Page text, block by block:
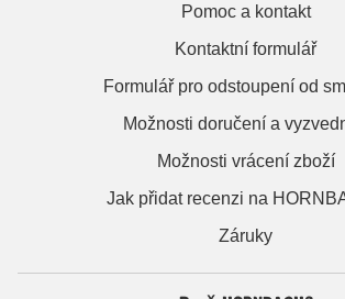
Pomoc a kontakt
Kontaktní formulář
Formulář pro odstoupení od
Možnosti doručení a
Možnosti vrácení zboží
Jak přidat recenzi na
Záruky